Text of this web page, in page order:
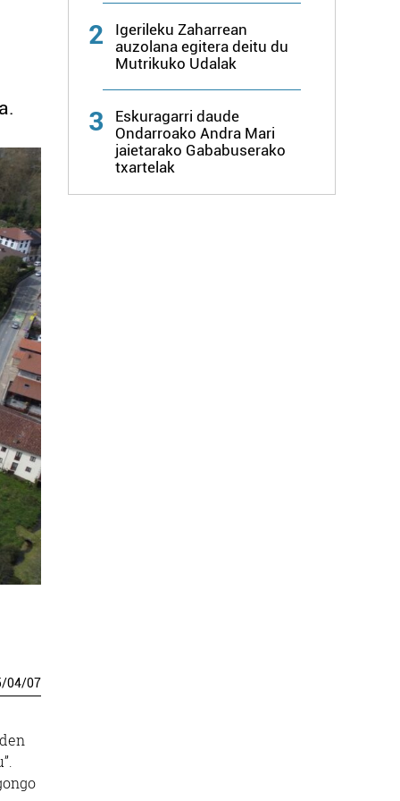
/04/07
2
Igerileku Zaharrean
auzolana egitera deitu du
Mutrikuko Udalak
3
Eskuragarri daude
Ondarroako Andra Mari
jaietarako Gababuserako
txartelak